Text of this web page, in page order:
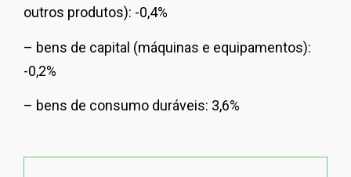
outros produtos): -0,4%
– bens de capital (máquinas e equipamentos):
-0,2%
– bens de consumo duráveis: 3,6%